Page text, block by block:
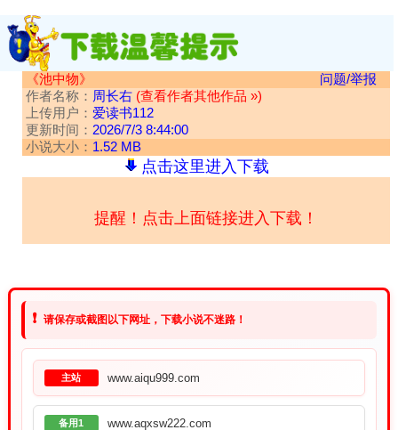
《池中物》
问题/举报
作者名称： 周长右 (查看作者其他作品 »)
上传用户： 爱读书112
更新时间： 2026/7/3 8:44:00
小说大小： 1.52 MB
点击这里进入下载
提醒！点击上面链接进入下载！
❗ 请保存或截图以下网址，下载小说不迷路！
主站 www.aiqu999.com
备用1 www.aqxsw222.com